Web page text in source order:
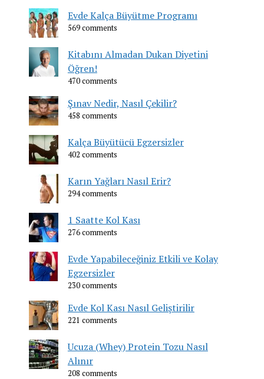
Evde Kalça Büyütme Programı
569 comments
Kitabını Almadan Dukan Diyetini
Öğren!
470 comments
Şınav Nedir, Nasıl Çekilir?
458 comments
Kalça Büyütücü Egzersizler
402 comments
Karın Yağları Nasıl Erir?
294 comments
1 Saatte Kol Kası
276 comments
Evde Yapabileceğiniz Etkili ve Kolay
Egzersizler
230 comments
Evde Kol Kası Nasıl Geliştirilir
221 comments
Ucuza (Whey) Protein Tozu Nasıl
Alınır
208 comments